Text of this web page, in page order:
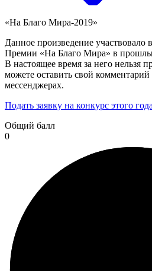
«На Благо Мира-2019»
Данное произведение участвовало
Премии «На Благо Мира» в
В настоящее время за него нельзя
можете оставить свой комментарий
мессенджерах.
Подать заявку на конкурс этого
Общий балл
0